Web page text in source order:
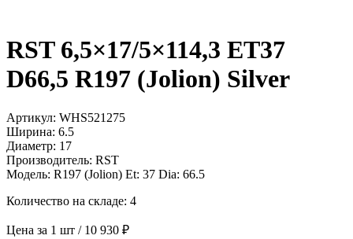
RST 6,5×17/5×114,3 ET37
D66,5 R197 (Jolion) Silver
Артикул: WHS521275
Ширина: 6.5
Диаметр: 17
Производитель: RST
Модель: R197 (Jolion) Et: 37 Dia: 66.5
Количество на складе: 4
Цена за 1 шт / 10 930 ₽